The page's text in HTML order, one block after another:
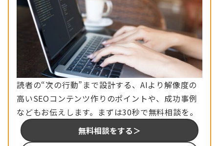
読者の“次の行動”まで設計する、AIより解像度の
高いSEOコンテンツ作りのポイントや、成功事例
などもお伝えします。まずは30秒で無料相談を。
無料相談をする＞